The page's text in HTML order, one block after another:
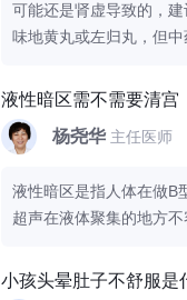
生活习惯，避免长时间
适当运动。
导下服用 进行治疗， 是
要原料的植物制剂，是国
炎、抗水肿、调节平滑肌
善排尿症状，从中医角度
补肾固本，养护前列腺，
药的同时还要注意忌辛辣
物，如酒、辣椒、咖啡、
可能还是肾虚导致的，
味地黄丸或左归丸，但
以坚持运动进行辅助治疗
参加体育锻炼，以提高身
意念控制能力。多食一
腰等。患者应及时到正规
科就诊。
液性暗区需不需要清宫
杨尧华 主任医师
液性暗区是指人体在做B
超声在液体聚集的地方不
声在液体聚集的地方不容